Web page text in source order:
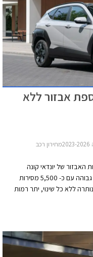
אבזור ללא
האבזור של יונדאי קונה
ההיברידי על מנת לשמור על תחרותיות ופופולריות גבוהה עם כ- 5,500 מסירות
נותרה ללא כל שינוי, יתר רמות